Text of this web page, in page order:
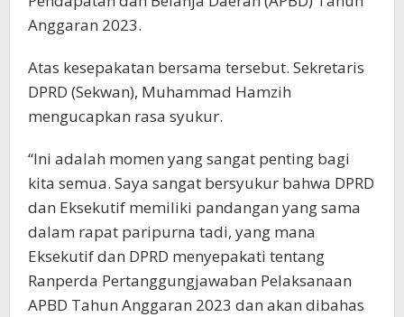
Anggaran 2023.
Atas kesepakatan bersama tersebut. Sekretaris
DPRD (Sekwan), Muhammad Hamzih
mengucapkan rasa syukur.
“Ini adalah momen yang sangat penting bagi
kita semua. Saya sangat bersyukur bahwa DPRD
dan Eksekutif memiliki pandangan yang sama
dalam rapat paripurna tadi, yang mana
Eksekutif dan DPRD menyepakati tentang
Ranperda Pertanggungjawaban Pelaksanaan
APBD Tahun Anggaran 2023 dan akan dibahas